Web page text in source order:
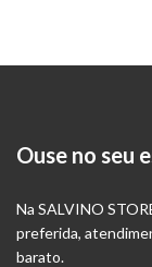
Ouse no seu
Na SALVINO
preferida,
barato.